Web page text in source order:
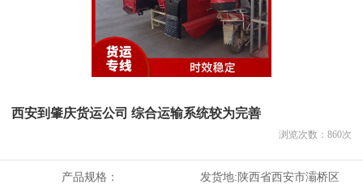
西安到肇庆货运公司 综合运输系统较为完善
浏览次数： 860次
产品规格： 发货地:陕西省西安市灞桥区